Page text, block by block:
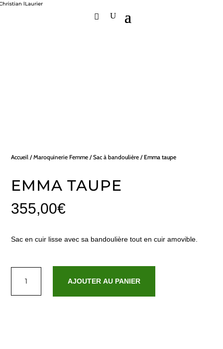
Accueil /Maroquinerie Femme /Sac à bandoulière / Emma taupe
EMMA TAUPE
355,00€
Sac en cuir lisse avec sa bandoulière tout en cuir amovible.
Emma
AJOUTER AU PANIER